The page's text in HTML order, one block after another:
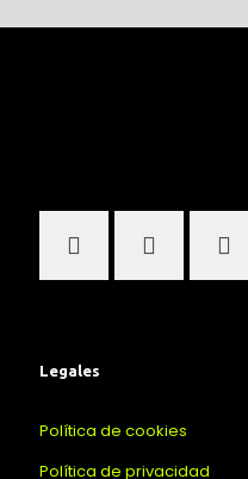
Legales
Política de cookies
Política de privacidad